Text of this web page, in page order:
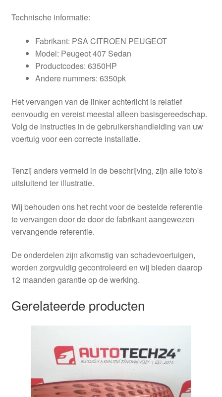
Technische informatie:
Fabrikant: PSA CITROEN PEUGEOT
Model: Peugeot 407 Sedan
Productcodes: 6350HP
Andere nummers: 6350pk
Het vervangen van de linker achterlicht is relatief
eenvoudig en vereist meestal alleen basisgereedschap.
Volg de instructies in de gebruikershandleiding van uw
voertuig voor een correcte installatie.
Tenzij anders vermeld in de beschrijving, zijn alle foto's
uitsluitend ter illustratie.
Wij behouden ons het recht voor de bestelde referentie
te vervangen door de door de fabrikant aangewezen
vervangende referentie.
De onderdelen zijn afkomstig van schadevoertuigen,
worden zorgvuldig gecontroleerd en wij bieden daarop
12 maanden garantie op de werking.
Gerelateerde producten